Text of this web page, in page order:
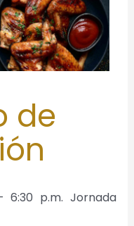
de
6:30 p.m. Jornada